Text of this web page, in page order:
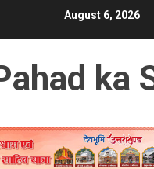
August 6, 2026
ka